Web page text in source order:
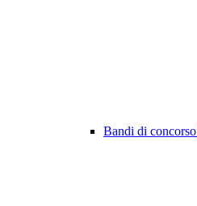
Bandi di concorso